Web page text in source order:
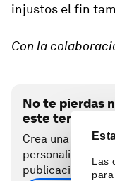
Las
injustos el fin
Con la
No te pierdas
este tema
Crea una cuenta
personalizada
publicaciones y